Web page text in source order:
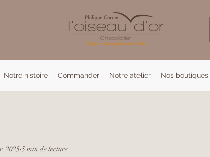
Notre histoire Commander Notre atelier Nos boutiques
2025 5 min de lecture